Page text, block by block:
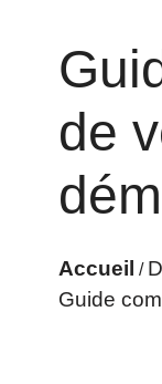
de
Accueil /
Guide